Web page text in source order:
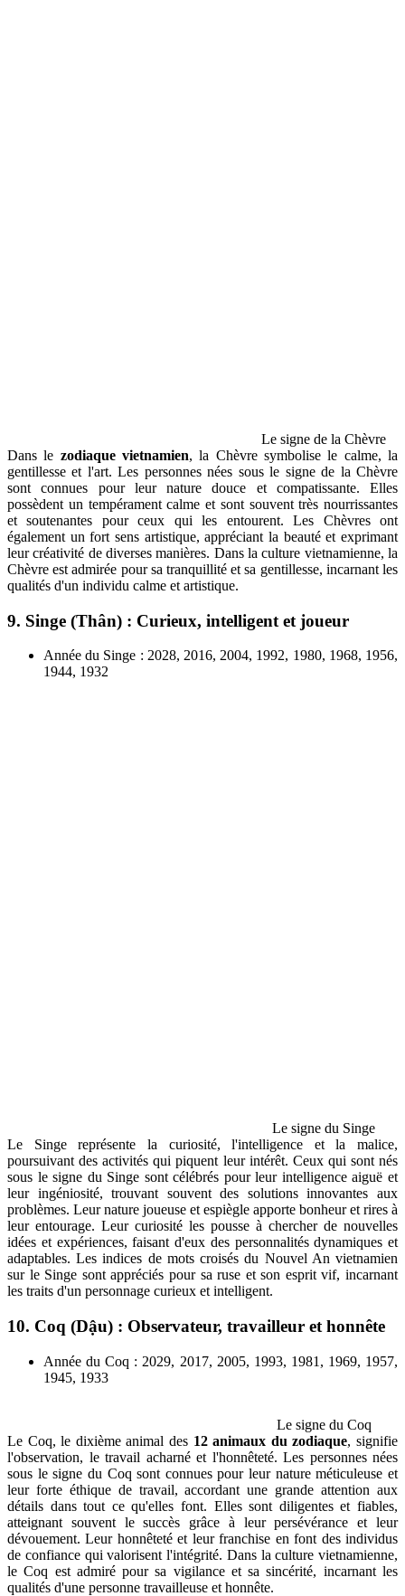
Le signe de la Chèvre
Dans le zodiaque vietnamien, la Chèvre symbolise le calme, la
gentillesse et l'art. Les personnes nées sous le signe de la Chèvre
sont connues pour leur nature douce et compatissante. Elles
possèdent un tempérament calme et sont souvent très nourrissantes
et soutenantes pour ceux qui les entourent. Les Chèvres ont
également un fort sens artistique, appréciant la beauté et exprimant
leur créativité de diverses manières. Dans la culture vietnamienne, la
Chèvre est admirée pour sa tranquillité et sa gentillesse, incarnant les
qualités d'un individu calme et artistique.
9. Singe (Thân) : Curieux, intelligent et joueur
Année du Singe : 2028, 2016, 2004, 1992, 1980, 1968, 1956,
1944, 1932
Le signe du Singe
Le Singe représente la curiosité, l'intelligence et la malice,
poursuivant des activités qui piquent leur intérêt. Ceux qui sont nés
sous le signe du Singe sont célébrés pour leur intelligence aiguë et
leur ingéniosité, trouvant souvent des solutions innovantes aux
problèmes. Leur nature joueuse et espiègle apporte bonheur et rires à
leur entourage. Leur curiosité les pousse à chercher de nouvelles
idées et expériences, faisant d'eux des personnalités dynamiques et
adaptables. Les indices de mots croisés du Nouvel An vietnamien
sur le Singe sont appréciés pour sa ruse et son esprit vif, incarnant
les traits d'un personnage curieux et intelligent.
10. Coq (Dậu) : Observateur, travailleur et honnête
Année du Coq : 2029, 2017, 2005, 1993, 1981, 1969, 1957,
1945, 1933
Le signe du Coq
Le Coq, le dixième animal des 12 animaux du zodiaque, signifie
l'observation, le travail acharné et l'honnêteté. Les personnes nées
sous le signe du Coq sont connues pour leur nature méticuleuse et
leur forte éthique de travail, accordant une grande attention aux
détails dans tout ce qu'elles font. Elles sont diligentes et fiables,
atteignant souvent le succès grâce à leur persévérance et leur
dévouement. Leur honnêteté et leur franchise en font des individus
de confiance qui valorisent l'intégrité. Dans la culture vietnamienne,
le Coq est admiré pour sa vigilance et sa sincérité, incarnant les
qualités d'une personne travailleuse et honnête.